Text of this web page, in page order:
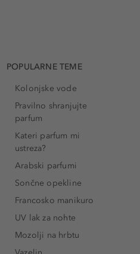
POPULARNE TEME
Kolonjske vode
Pravilno shranjujte
parfum
Kateri parfum mi
ustreza?
Arabski parfumi
Sončne opekline
Francosko manikuro
UV lak za nohte
Mozolji na hrbtu